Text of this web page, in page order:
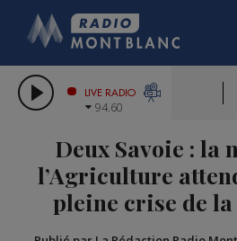
LES CHRONIQUES DE
CITIZEN
GRAND MASSIF
BIGARD
COMPAGNIE DU
LIVE RADIO
94.60
Deux Savoie : la
l’Agriculture
pleine crise de